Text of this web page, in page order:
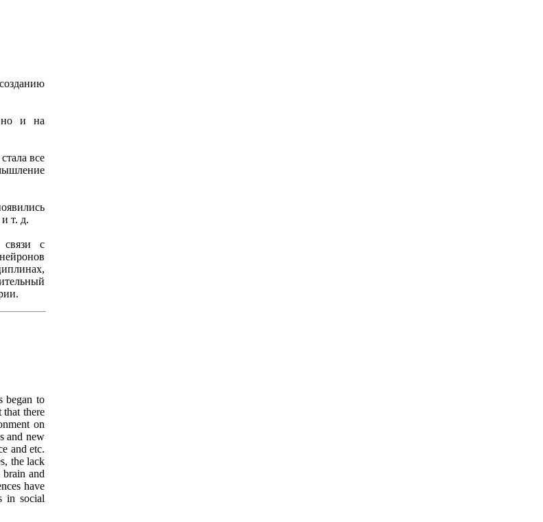
но и на
все
т. д.
с
began to
that there
on
and new
and etc.
the lack
and
have
in social